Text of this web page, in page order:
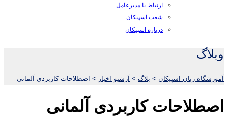
ارتباط با مدیرعامل
شعب اسپیکان
درباره اسپیکان
وبلاگ
آموزشگاه زبان اسپیکان > بلاگ > آرشیو اخبار > اصطلاحات کاربردی آلمانی
اصطلاحات کاربردی آلمانی